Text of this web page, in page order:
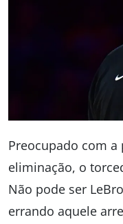
Preocupado com
eliminação, o
Não pode ser
errando aquele